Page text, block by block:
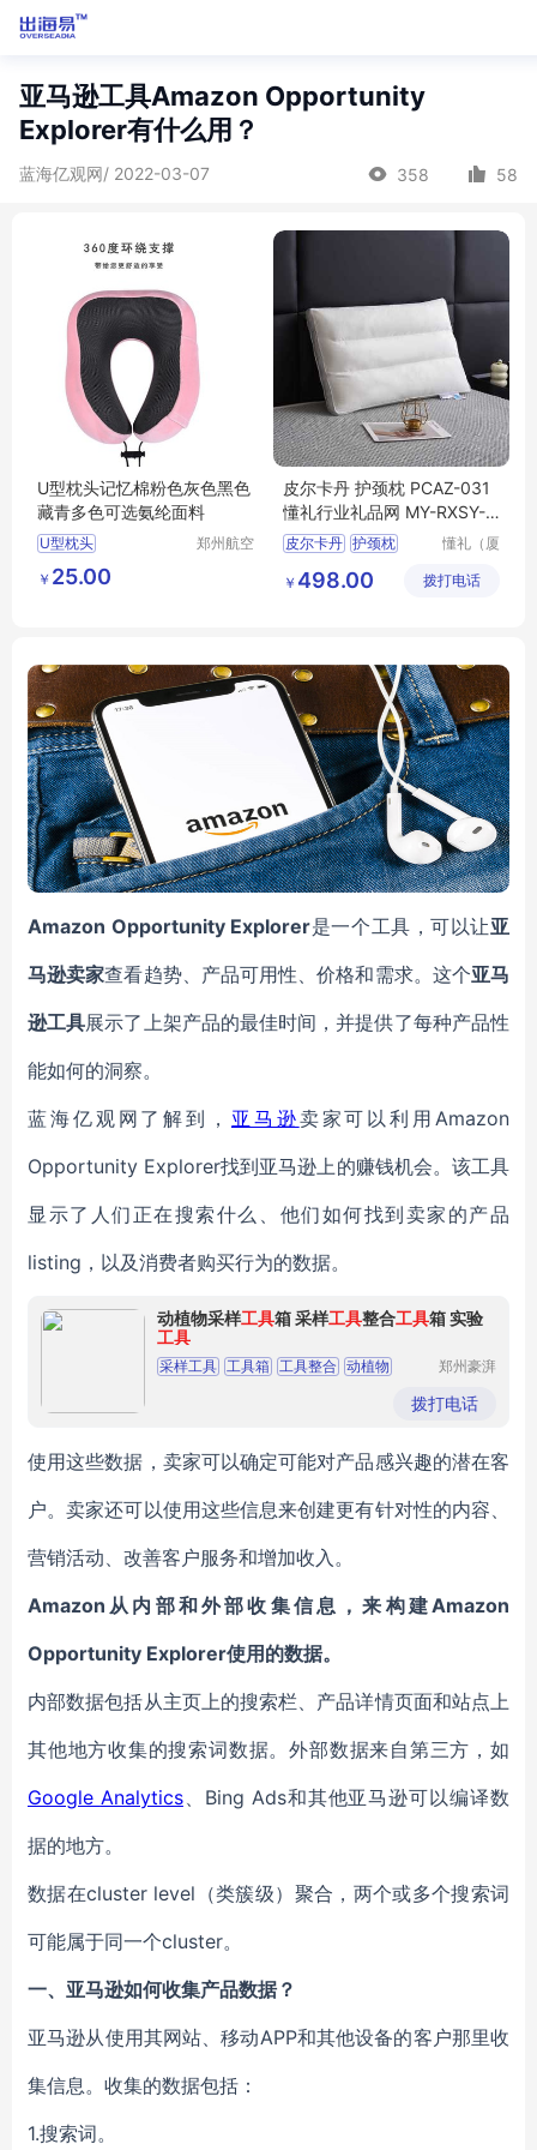
亚马逊工具Amazon Opportunity
Explorer有什么用？
蓝海亿观网/ 2022-03-07 358 58
U型枕头记忆棉粉色灰色黑色
藏青多色可选氨纶面料
U型枕头
郑州航空
￥ 25.00
皮尔卡丹 护颈枕 PCAZ-031
懂礼行业礼品网 MY-RXSY-
(T)-169
皮尔卡丹 护颈枕
行业礼品网 MY
懂礼（厦
链有限公
￥ 498.00 拨打电话
Amazon Opportunity Explorer是一个工具，可以让亚
马逊卖家查看趋势、产品可用性、价格和需求。这个亚马
逊工具展示了上架产品的最佳时间，并提供了每种产品性
能如何的洞察。
蓝海亿观网了解到， 亚马逊卖家可以利用Amazon
Opportunity Explorer找到亚马逊上的赚钱机会。该工具
显示了人们正在搜索什么、他们如何找到卖家的产品
listing，以及消费者购买行为的数据。
动植物采样工具箱 采样工具整合工具箱 实验
工具
采样工具 工具箱 工具整合 动植物
郑州豪湃
有限公司
拨打电话
使用这些数据，卖家可以确定可能对产品感兴趣的潜在客
户。卖家还可以使用这些信息来创建更有针对性的内容、
营销活动、改善客户服务和增加收入。
Amazon从内部和外部收集信息 ，来构建Amazon
Opportunity Explorer使用的数据。
内部数据包括从主页上的搜索栏、产品详情页面和站点上
其他地方收集的搜索词数据。外部数据来自第三方，如
Google Analytics、Bing Ads和其他亚马逊可以编译数
据的地方。
数据在cluster level （类簇级） 聚合，两个或多个搜索词
可能属于同一个cluster。
一、亚马逊如何收集产品数据？
亚马逊从使用其网站、移动APP和其他设备的客户那里收
集信息。收集的数据包括 ：
1.搜索词。